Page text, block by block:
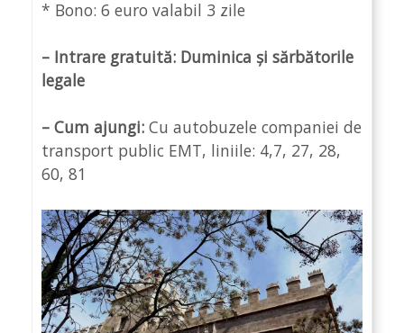
* Bono: 6 euro valabil 3 zile
– Intrare gratuită: Duminica și sărbătorile
legale
– Cum ajungi: Cu autobuzele companiei de
transport public EMT, liniile: 4,7, 27, 28,
60, 81